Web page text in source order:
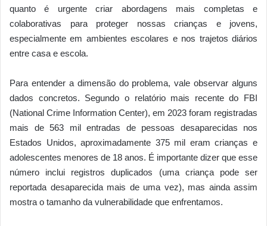
quanto é urgente criar abordagens mais completas e
colaborativas para proteger nossas crianças e jovens,
especialmente em ambientes escolares e nos trajetos diários
entre casa e escola.
Para entender a dimensão do problema, vale observar alguns
dados concretos. Segundo o relatório mais recente do FBI
(National Crime Information Center), em 2023 foram registradas
mais de 563 mil entradas de pessoas desaparecidas nos
Estados Unidos, aproximadamente 375 mil eram crianças e
adolescentes menores de 18 anos. É importante dizer que esse
número inclui registros duplicados (uma criança pode ser
reportada desaparecida mais de uma vez), mas ainda assim
mostra o tamanho da vulnerabilidade que enfrentamos.